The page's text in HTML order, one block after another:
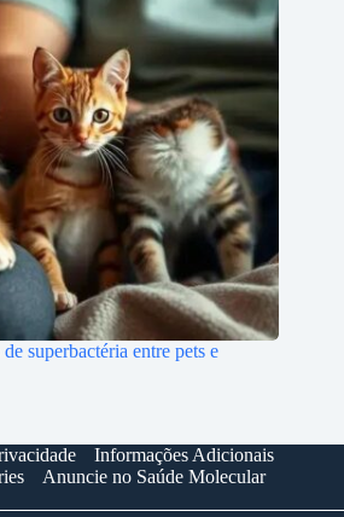
superbactéria entre pets e
Informações Adicionais
Anuncie no Saúde Molecular